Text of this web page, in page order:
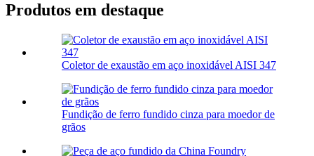
Produtos em destaque
Coletor de exaustão em aço inoxidável AISI 347
Fundição de ferro fundido cinza para moedor de
grãos